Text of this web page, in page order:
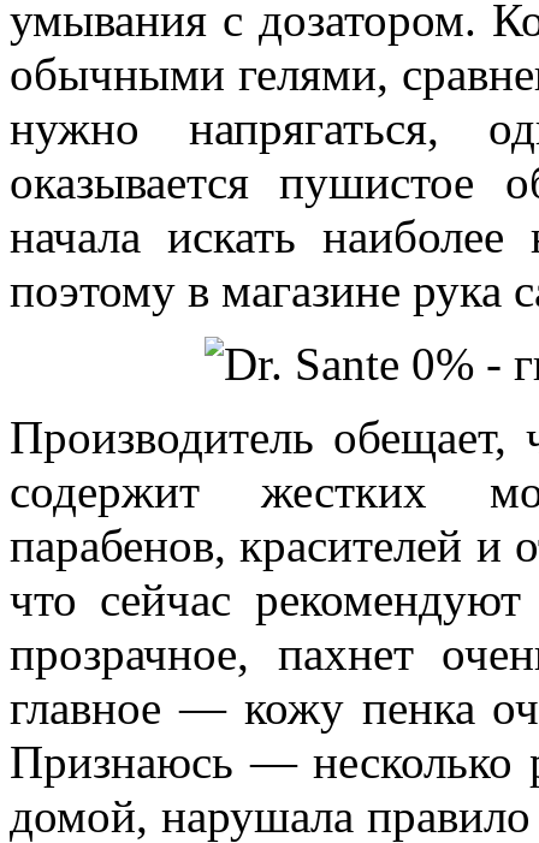
умывания с дозатором.
обычными гелями,
нужно напрягаться,
оказывается пушистое
начала искать
поэтому в магазине рука
Производитель обещает,
содержит жестких
парабенов, красителей
что сейчас рекомендуют
прозрачное, пахнет
главное — кожу пенка
Признаюсь — несколько
домой, нарушала